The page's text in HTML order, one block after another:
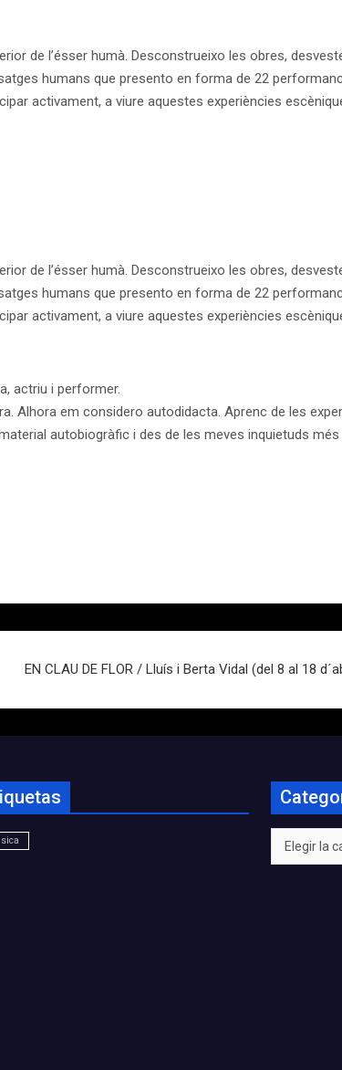
de l’ésser humà. Desconstrueixo les obres,
humans que presento en forma de 22
activament, a viure aquestes experiències
de l’ésser humà. Desconstrueixo les obres,
humans que presento en forma de 22
activament, a viure aquestes experiències
actriu i performer.
Alhora em considero autodidacta. Aprenc de les
autobiogràfic i des de les meves inquietuds
EN CLAU DE FLOR / Lluís i Berta Vidal (del 8 al 18
Categorías